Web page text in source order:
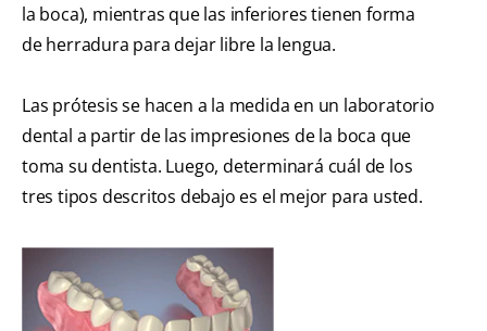
la boca), mientras que las inferiores tienen forma
de herradura para dejar libre la lengua.
Las prótesis se hacen a la medida en un laboratorio
dental a partir de las impresiones de la boca que
toma su dentista. Luego, determinará cuál de los
tres tipos descritos debajo es el mejor para usted.